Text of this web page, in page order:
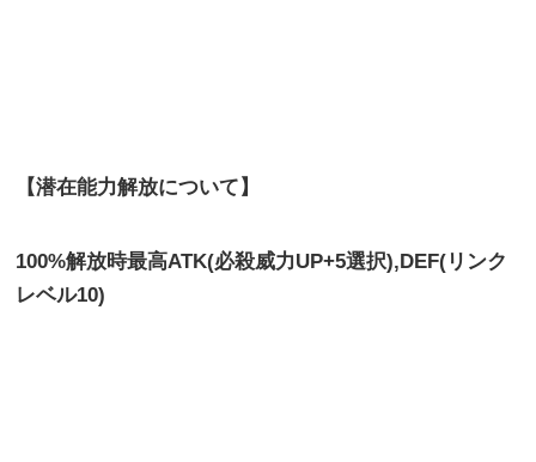
【潜在能力解放について】
100%解放時最高ATK(必殺威力UP+5選択),DEF(リンク
レベル10)